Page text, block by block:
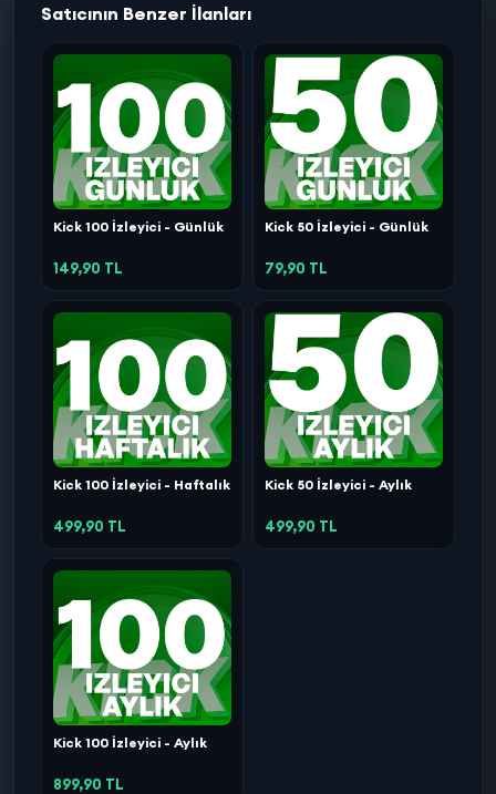
Satıcının Benzer İlanları
Kick 100 İzleyici - Günlük
149,90 TL
Kick 50 İzleyici - Günlük
79,90 TL
Kick 100 İzleyici - Haftalık
499,90 TL
Kick 50 İzleyici - Aylık
499,90 TL
Kick 100 İzleyici - Aylık
899,90 TL